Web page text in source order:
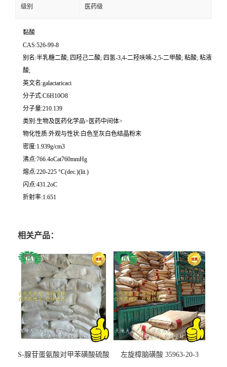
级别 医药级
黏酸
CAS:526-99-8
别名:半乳糖二酸; 四羟己二酸; 四氢-3,4-二羟呋喃-2,5-二甲酸; 粘酸; 粘液
酸;
英文名:galactaricaci
分子式:C6H10O8
分子量:210.139
类别:生物及医药化学品>医药中间体>
物化性质:外观与性状:白色至灰白色结晶粉末
密度:1.939g/cm3
沸点:766.4oCat760mmHg
熔点:220-225 °C(dec.)(lit.)
闪点:431.2oC
折射率:1.651
相关产品：
S-腺苷蛋氨酸对甲苯磺酸硫酸
左旋樟脑磺酸 35963-20-3